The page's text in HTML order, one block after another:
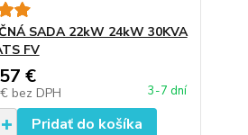
SADA 22kW 24kW 30KVA
FV
€
bez DPH 3-7 dní
Pridať do košíka